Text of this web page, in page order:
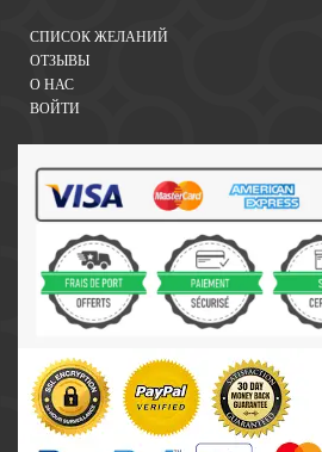
СПИСОК ЖЕЛАНИЙ
ОТЗЫВЫ
О НАС
ВОЙТИ